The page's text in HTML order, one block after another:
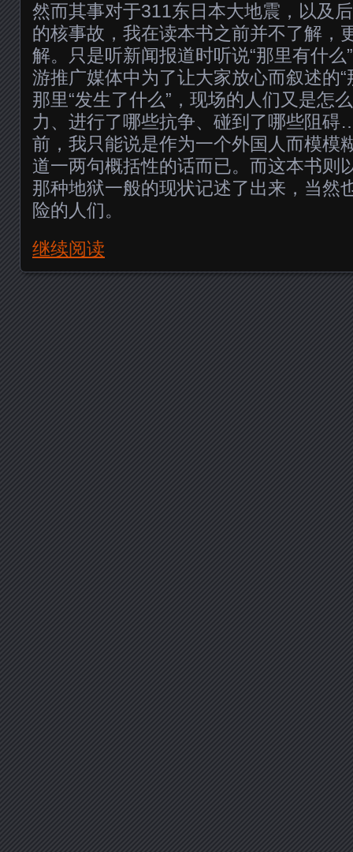
然而其事对于311东日本大地震，以及
的核事故，我在读本书之前并不了解，
解。只是听新闻报道时听说“那里有什
游推广媒体中为了让大家放心而叙述的
那里“发生了什么”，现场的人们又是怎
力、进行了哪些抗争、碰到了哪些阻
前，我只能说是作为一个外国人而模
道一两句概括性的话而已。而这本书则
那种地狱一般的现状记述了出来，当然
险的人们。
继续阅读